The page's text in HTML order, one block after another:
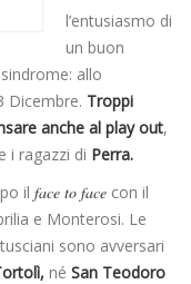
l’entusiasmo di
un buon
allo
Dicembre. Troppi
anche al play out,
i ragazzi di Perra.
il face to face con il
e Monterosi. Le
sono avversari
né San Teodoro